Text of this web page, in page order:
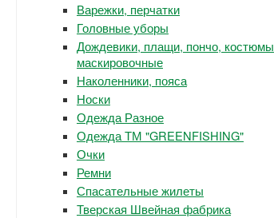
Варежки, перчатки
Головные уборы
Дождевики, плащи, пончо, костюмы
маскировочные
Наколенники, пояса
Носки
Одежда Разное
Одежда ТМ "GREENFISHING"
Очки
Ремни
Спасательные жилеты
Тверская Швейная фабрика